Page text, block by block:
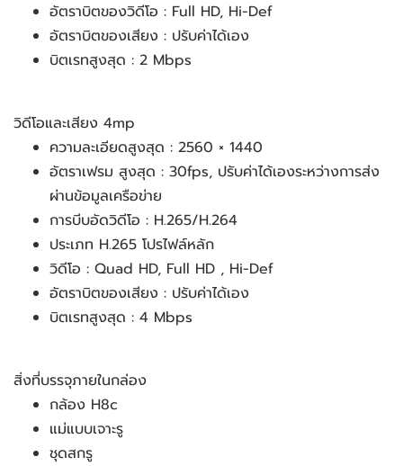
อัตราบิตของวิดีโอ : Full HD, Hi-Def
อัตราบิตของเสียง : ปรับค่าได้เอง
บิตเรทสูงสุด : 2 Mbps
วิดีโอและเสียง 4mp
ความละเอียดสูงสุด : 2560 × 1440
อัตราเฟรม สูงสุด : 30fps, ปรับค่าได้เองระหว่างการส่ง
ผ่านข้อมูลเครือข่าย
การบีบอัดวิดีโอ : H.265/H.264
ประเภท H.265 โปรไฟล์หลัก
วิดีโอ : Quad HD, Full HD , Hi-Def
อัตราบิตของเสียง : ปรับค่าได้เอง
บิตเรทสูงสุด : 4 Mbps
สิ่งที่บรรจุภายในกล่อง
กล้อง H8c
แม่แบบเจาะรู
ชุดสกรู